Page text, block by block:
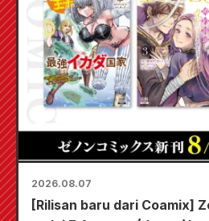
2026.08.07
[Rilisan baru dari Coamix]